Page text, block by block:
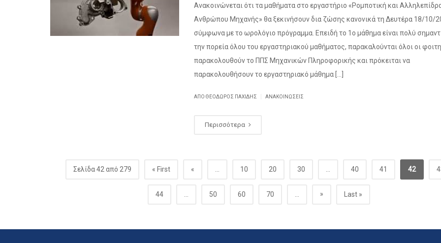
Ανακοινώνεται ότι τα μαθήματα στο εργαστήριο «Ρομποτική και
Ανθρώπου Μηχανής» θα ξεκινήσουν δια ζώσης κανονικά τη Δευτέρα 18/10/
σύμφωνα με το ωρολόγιο πρόγραμμα. Επειδή το 1ο μάθημα είναι πολύ
την πορεία όλου του εργαστηριακού μαθήματος, παρακαλούνται όλοι οι
παρακολουθούν το ΠΠΣ Μηχανικών Πληροφορικής και πρόκειται να
παρακολουθήσουν το εργαστηριακό μάθημα […]
ΑΠΌΘΕΌΔΩΡΟΣ ΠΑΧΊΔΗΣ ΑΝΑΚΟΙΝΏΣΕΙΣ
Περισσότερα
Σελίδα 42 από 279 « First « 10 20 30 40 41 42
44 50 60 70 » Last »